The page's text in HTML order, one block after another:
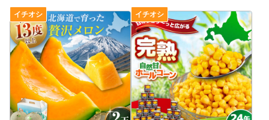
った場合は、速やかに下記記載の『喜茂別町ふるさと納税お
問い合わせ窓口』までご連絡ください。
※令和5年6月1日発送分より、ヤマト運輸・転送サービスの
有料化が発表されております。転送の際はご注意ください。
ご注文前に「お届け先」を必ずご確認ください。
【個人情報の取り扱いについて】